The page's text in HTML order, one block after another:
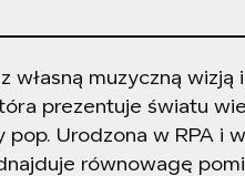
własną muzyczną wizją
prezentuje światu
Urodzona w RPA i
równowagę